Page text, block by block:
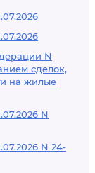
N
сделок,
на жилые
N
N 24-